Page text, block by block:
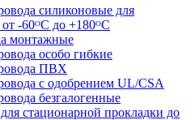
силиконовые для
-60ᴼC до +180ᴼС
монтажные
особо гибкие
ПВХ
с одобрением UL/CSA
безгалогенные
стационарной прокладки до